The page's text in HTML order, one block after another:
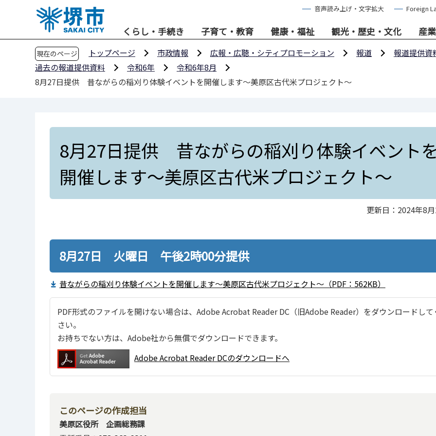
音声読み上げ・文字拡大 Foreign
くらし・手続き 子育て・教育 健康・福祉 観光・歴史・文化 産
現在のページ トップページ 市政情報 広報・広聴・シティプロモーション 報道
報道提供資
過去の報道提供資料
令和6年
令和6年8月
8月27日提供 昔ながらの稲刈り体験イベントを開催します～美原区古代米プロジェクト～
8月27日提供 昔ながらの稲刈り体験イベント
開催します～美原区古代米プロジェクト～
更新日：2024年8
8月27日 火曜日 午後2時00分提供
昔ながらの稲刈り体験イベントを開催します～美原区古代米プロジェクト～（PDF：562KB）
PDF形式のファイルを開けない場合は、Adobe Acrobat Reader DC（旧Adobe Reader）をダウンロードして
さい。
お持ちでない方は、Adobe社から無償でダウンロードできます。
Adobe Acrobat Reader DCのダウンロードへ
このページの作成担当
美原区役所 企画総務課